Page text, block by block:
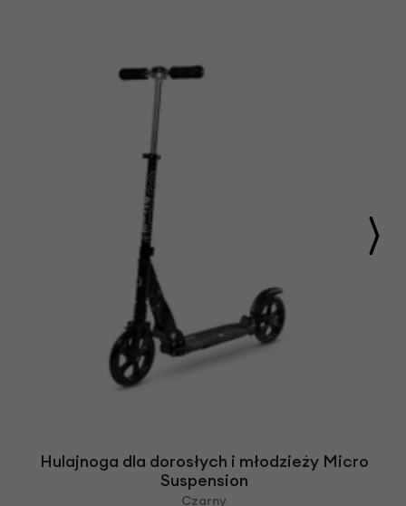
Hulajnoga dla dorosłych i młodzieży Micro
Suspension
Czarny